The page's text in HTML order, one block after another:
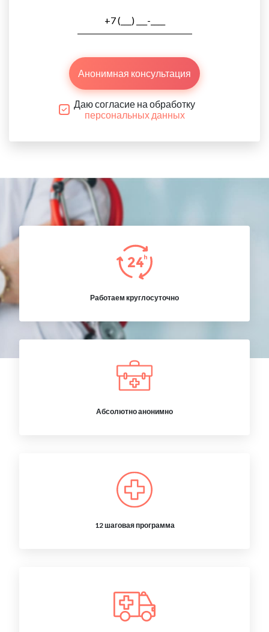
Анонимная консультация
Даю согласие на обработку
персональных данных
Работаем круглосуточно
Абсолютно анонимно
12 шаговая программа